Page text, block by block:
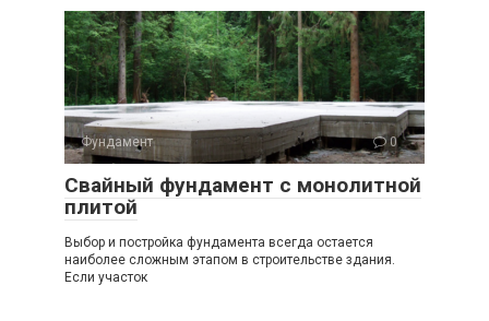
Фундамент 0
Свайный фундамент с монолитной
плитой
Выбор и постройка фундамента всегда остается
наиболее сложным этапом в строительстве здания.
Если участок